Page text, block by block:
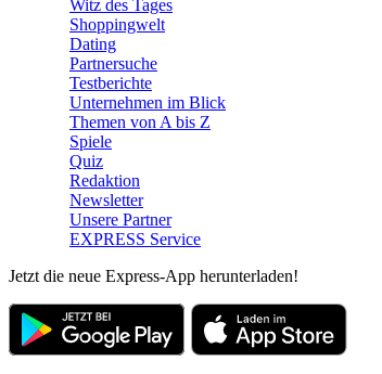
Witz des Tages
Shoppingwelt
Dating
Partnersuche
Testberichte
Unternehmen im Blick
Themen von A bis Z
Spiele
Quiz
Redaktion
Newsletter
Unsere Partner
EXPRESS Service
Jetzt die neue Express-App herunterladen!